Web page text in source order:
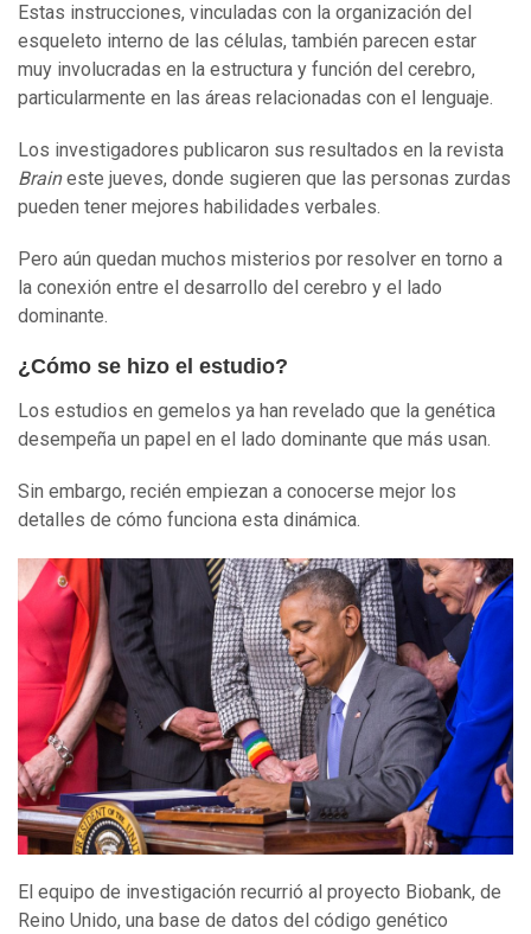
Estas instrucciones, vinculadas con la organización del
esqueleto interno de las células, también parecen estar
muy involucradas en la estructura y función del cerebro,
particularmente en las áreas relacionadas con el lenguaje.
Los investigadores publicaron sus resultados en la revista
Braineste jueves, donde sugieren que las personas zurdas
pueden tener mejores habilidades verbales.
Pero aún quedan muchos misterios por resolver en torno a
la conexión entre el desarrollo del cerebro y el lado
dominante.
¿Cómo se hizo el estudio?
Los estudios en gemelos ya han revelado que la genética
desempeña un papel en el lado dominante que más usan.
Sin embargo, recién empiezan a conocerse mejor los
detalles de cómo funciona esta dinámica.
El equipo de investigación recurrió al proyecto Biobank, de
Reino Unido, una base de datos del código genético